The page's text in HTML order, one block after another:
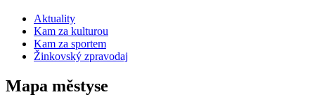
Aktuality
Kam za kulturou
Kam za sportem
Žinkovský zpravodaj
Mapa městyse